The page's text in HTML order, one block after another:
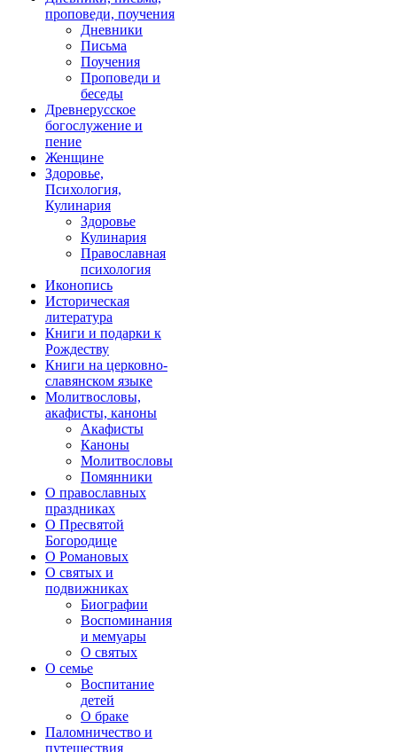
проповеди, поучения
Дневники
Письма
Поучения
Проповеди и
беседы
Древнерусское
богослужение и
пение
Женщине
Здоровье,
Психология,
Кулинария
Здоровье
Кулинария
Православная
психология
Иконопись
Историческая
литература
Книги и подарки к
Рождеству
Книги на церковно-
славянском языке
Молитвословы,
акафисты, каноны
Акафисты
Каноны
Молитвословы
Помянники
О православных
праздниках
О Пресвятой
Богородице
О Романовых
О святых и
подвижниках
Биографии
Воспоминания
и мемуары
О святых
О семье
Воспитание
детей
О браке
Паломничество и
путешествия